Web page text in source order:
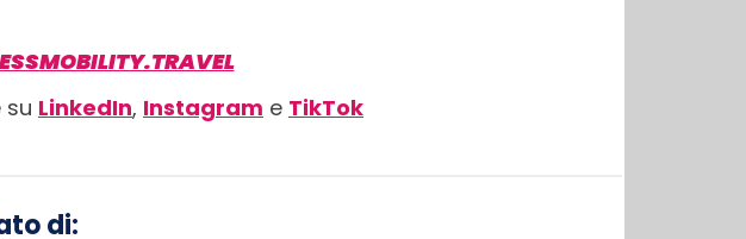
su LinkedIn, Instagram e TikTok
di: